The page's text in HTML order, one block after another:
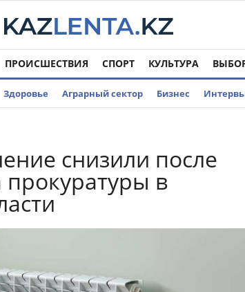
ПРОИСШЕСТВИЯ СПОРТ КУЛЬТУРА
Здоровье Аграрный сектор Бизнес
снизили после
в